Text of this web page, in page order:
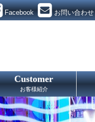
Facebook お問い合わせ
Customer
お客様紹介